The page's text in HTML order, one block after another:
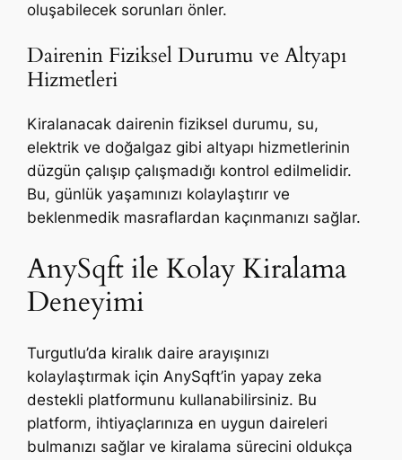
oluşabilecek sorunları önler.
Dairenin Fiziksel Durumu ve Altyapı
Hizmetleri
Kiralanacak dairenin fiziksel durumu, su,
elektrik ve doğalgaz gibi altyapı hizmetlerinin
düzgün çalışıp çalışmadığı kontrol edilmelidir.
Bu, günlük yaşamınızı kolaylaştırır ve
beklenmedik masraflardan kaçınmanızı sağlar.
AnySqft ile Kolay Kiralama
Deneyimi
Turgutlu’da kiralık daire arayışınızı
kolaylaştırmak için AnySqft’in yapay zeka
destekli platformunu kullanabilirsiniz. Bu
platform, ihtiyaçlarınıza en uygun daireleri
bulmanızı sağlar ve kiralama sürecini oldukça